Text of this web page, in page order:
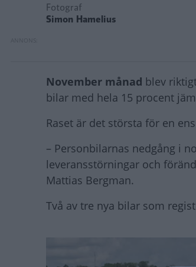
Fotograf
Simon Hamelius
November månad blev
bilar med hela 15 procent
Raset är det största för en
– Personbilarnas nedgång i
leveransstörningar och
Mattias Bergman.
Två av tre nya bilar som